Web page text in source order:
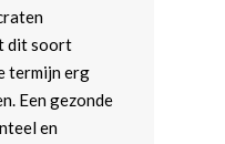
dit soort
termijn erg
Een gezonde
en